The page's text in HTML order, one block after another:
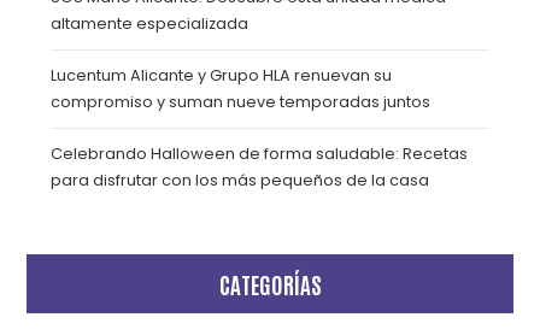
altamente especializada
Lucentum Alicante y Grupo HLA renuevan su
compromiso y suman nueve temporadas juntos
Celebrando Halloween de forma saludable: Recetas
para disfrutar con los más pequeños de la casa
CATEGORÍAS